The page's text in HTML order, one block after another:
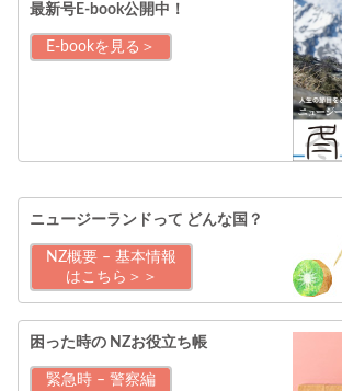
最新号E-book公開中！
E-bookを見る＞
ニュージーランドって どんな国？
NZ概要 – 基本情報
はこちら＞＞
困った時の NZお役立ち帳
緊急時 – 警察編